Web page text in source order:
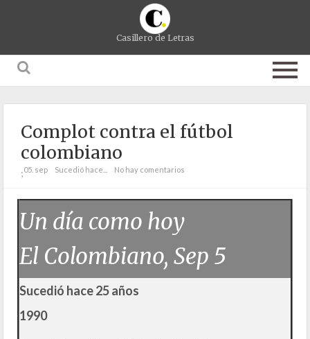
Casillero de Letras
Complot contra el fútbol
colombiano
;05. sep Sucedió hace... No hay comentarios
Un día como hoy
El Colombiano, Sep 5
Sucedió hace 25 años
1990